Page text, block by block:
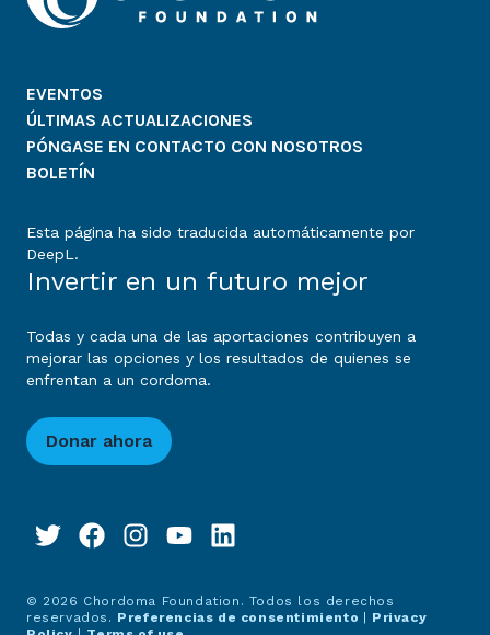
EVENTOS
ÚLTIMAS ACTUALIZACIONES
PÓNGASE EN CONTACTO CON NOSOTROS
BOLETÍN
Esta página ha sido traducida automáticamente por
DeepL.
Invertir en un futuro mejor
Todas y cada una de las aportaciones contribuyen a
mejorar las opciones y los resultados de quienes se
enfrentan a un cordoma.
Donar ahora
© 2026 Chordoma Foundation. Todos los derechos
reservados. Preferencias de consentimiento | Privacy